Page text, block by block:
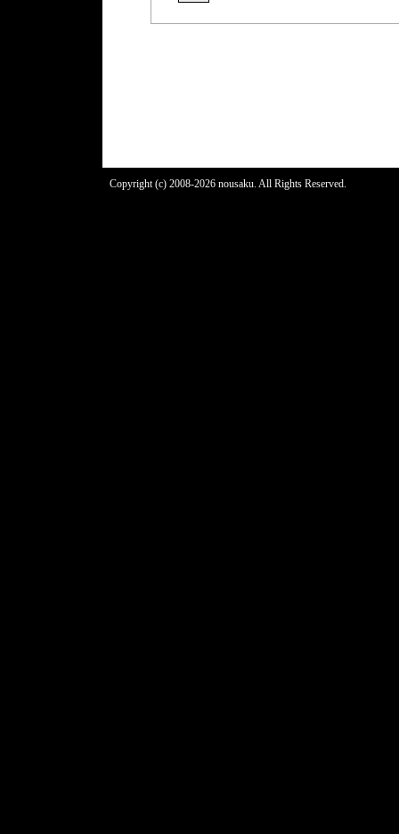
Copyright (c) 2008-2026 nousaku. All Rights Reserved.